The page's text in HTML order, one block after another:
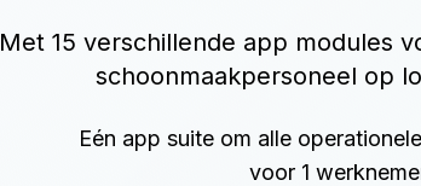
Met 15 verschillende app modules
schoonmaakpersoneel op
Eén app suite om alle
voor 1